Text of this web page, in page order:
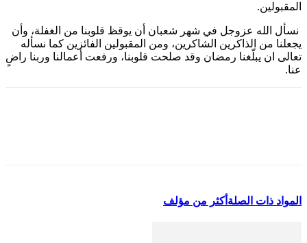
المقبولين.
نسأل الله عزوجل في شهر شعبان أن يوقظ قلوبنا من الغفلة، وأن
يجعلنا من الذاكرين الشاكرين، ومن المقبولين الفائزين كما نسأله
تعالى ان يبلّغنا رمضان وقد صلحت قلوبنا، ورفعت أعمالنا وربنا راضٍ
عنا.
المواد ذات الصلة أكثر من مؤلف